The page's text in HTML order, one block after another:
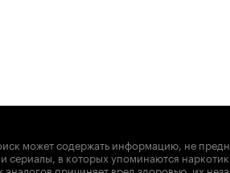
может содержать информацию, не
сериалы, в которых упоминаются
причиняет вред здоровью, их